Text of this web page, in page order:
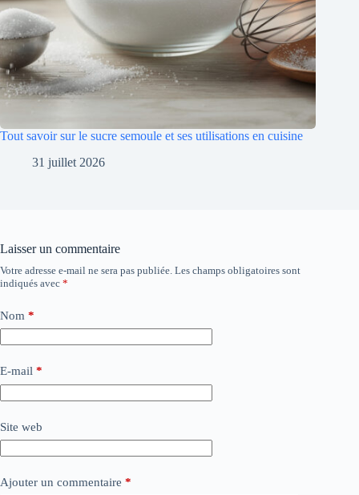
Tout savoir sur le sucre semoule et ses utilisations en cuisine
31 juillet 2026
Laisser un commentaire
Votre adresse e-mail ne sera pas publiée. Les champs obligatoires sont
indiqués avec *
Nom *
E-mail *
Site web
Ajouter un commentaire *